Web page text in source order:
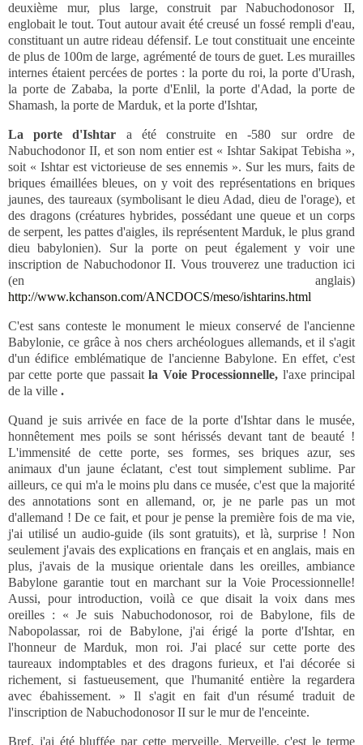
deuxième mur, plus large, construit par Nabuchodonosor II,
englobait le tout. Tout autour avait été creusé un fossé rempli d'eau,
constituant un autre rideau défensif. Le tout constituait une enceinte
de plus de 100m de large, agrémenté de tours de guet. Les murailles
internes étaient percées de portes : la porte du roi, la porte d'Urash,
la porte de Zababa, la porte d'Enlil, la porte d'Adad, la porte de
Shamash, la porte de Marduk, et la porte d'Ishtar,
La porte d'Ishtar a été construite en -580 sur ordre de
Nabuchodonor II, et son nom entier est « Ishtar Sakipat Tebisha »,
soit « Ishtar est victorieuse de ses ennemis ». Sur les murs, faits de
briques émaillées bleues, on y voit des représentations en briques
jaunes, des taureaux (symbolisant le dieu Adad, dieu de l'orage), et
des dragons (créatures hybrides, possédant une queue et un corps
de serpent, les pattes d'aigles, ils représentent Marduk, le plus grand
dieu babylonien). Sur la porte on peut également y voir une
inscription de Nabuchodonor II. Vous trouverez une traduction ici
(en anglais)
http://www.kchanson.com/ANCDOCS/meso/ishtarins.html
C'est sans conteste le monument le mieux conservé de l'ancienne
Babylonie, ce grâce à nos chers archéologues allemands, et il s'agit
d'un édifice emblématique de l'ancienne Babylone. En effet, c'est
par cette porte que passaitla Voie Processionnelle, l'axe principal
de la ville .
Quand je suis arrivée en face de la porte d'Ishtar dans le musée,
honnêtement mes poils se sont hérissés devant tant de beauté !
L'immensité de cette porte, ses formes, ses briques azur, ses
animaux d'un jaune éclatant, c'est tout simplement sublime. Par
ailleurs, ce qui m'a le moins plu dans ce musée, c'est que la majorité
des annotations sont en allemand, or, je ne parle pas un mot
d'allemand ! De ce fait, et pour je pense la première fois de ma vie,
j'ai utilisé un audio-guide (ils sont gratuits), et là, surprise ! Non
seulement j'avais des explications en français et en anglais, mais en
plus, j'avais de la musique orientale dans les oreilles, ambiance
Babylone garantie tout en marchant sur la Voie Processionnelle!
Aussi, pour introduction, voilà ce que disait la voix dans mes
oreilles : « Je suis Nabuchodonosor, roi de Babylone, fils de
Nabopolassar, roi de Babylone, j'ai érigé la porte d'Ishtar, en
l'honneur de Marduk, mon roi. J'ai placé sur cette porte des
taureaux indomptables et des dragons furieux, et l'ai décorée si
richement, si fastueusement, que l'humanité entière la regardera
avec ébahissement. » Il s'agit en fait d'un résumé traduit de
l'inscription de Nabuchodonosor II sur le mur de l'enceinte.
Bref, j'ai été bluffée par cette merveille. Merveille, c'est le terme